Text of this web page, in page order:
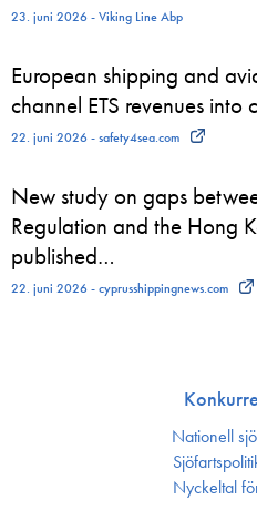
23. juni 2026 - Viking Line Abp
European shipping and
channel ETS revenues into
22. juni 2026 - safety4sea.com
New study on gaps
Regulation and the Hong
published…
22. juni 2026 - cyprusshippingnews.com
Nationell
Nyckeltal